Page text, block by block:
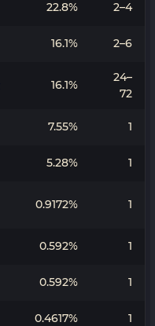
22.8% 2–4
16.1% 2–6
16.1%
24–
72
7.55% 1
5.28% 1
0.9172% 1
0.592% 1
0.592% 1
0.4617% 1